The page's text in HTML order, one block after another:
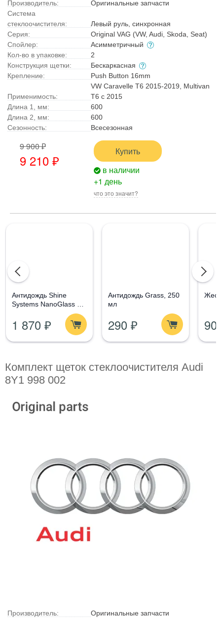
Производитель:
Оригинальные запчасти
Система
стеклоочистителя:
Левый руль, синхронная
Серия:
Original VAG (VW, Audi, Skoda, Seat)
Спойлер:
Асимметричный
Кол-во в упаковке:
2
Конструкция щетки:
Бескаркасная
Крепление:
Push Button 16mm
Применимость:
VW Caravelle T6 2015-2019, Multivan
T6 с 2015
Длина 1, мм:
600
Длина 2, мм:
600
Сезонность:
Всесезонная
9 900 ₽
9 210 ₽
Купить
в наличии
+1 день
что это значит?
Aнтидождь Shine
Systems NanoGlass Kit
- Набор по уходу за
стеклом
1 870 ₽
Антидождь Grass, 250
мл
290 ₽ 90
Комплект щеток стеклоочистителя Audi
8Y1 998 002
Производитель:
Оригинальные запчасти